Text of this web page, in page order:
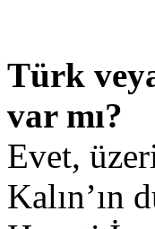
Türk
var mı?
Evet,
Kalın’ın